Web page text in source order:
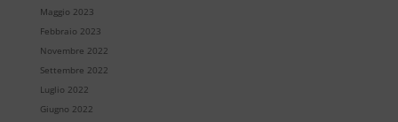
Maggio 2023
Febbraio 2023
Novembre 2022
Settembre 2022
Luglio 2022
Giugno 2022